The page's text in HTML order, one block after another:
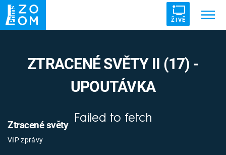
ŽIVĚ
ZÁHADY VETŘELCI DÁVNOVĚKU
Témata
ZTRACENÉ SVĚTY II (17) -
UPOUTÁVKA
Failed to fetch
VIP zprávy
Ztracené světy